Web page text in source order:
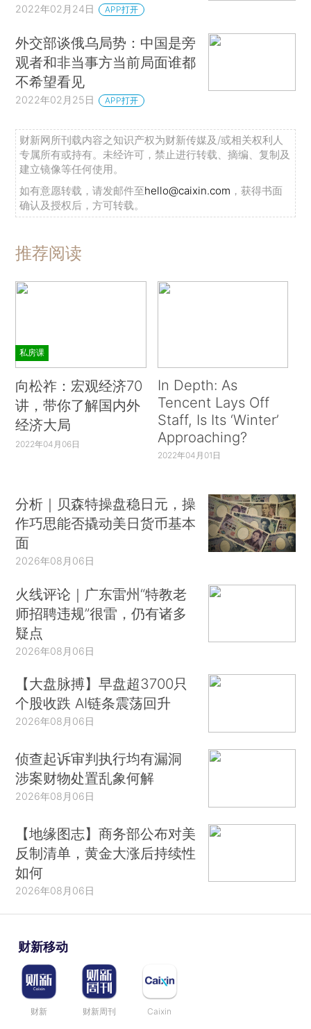
2022年02月24日 APP打开
外交部谈俄乌局势：中国是旁
观者和非当事方当前局面谁都
不希望看见
2022年02月25日 APP打开
财新网所刊载内容之知识产权为财新传媒及/或相关权利人
专属所有或持有。未经许可，禁止进行转载、摘编、复制及
建立镜像等任何使用。
如有意愿转载，请发邮件至hello@caixin.com ，获得书面
确认及授权后，方可转载。
推荐阅读
私房课
向松祚：宏观经济70
讲，带你了解国内外
经济大局
2022年04月06日
In Depth: As
Tencent Lays Off
Staff, Is Its ‘Winter’
Approaching?
2022年04月01日
分析｜贝森特操盘稳日元，操
作巧思能否撬动美日货币基本
面
2026年08月06日
火线评论｜广东雷州“特教老
师招聘违规”很雷，仍有诸多
疑点
2026年08月06日
【大盘脉搏】早盘超3700只
个股收跌 AI链条震荡回升
2026年08月06日
侦查起诉审判执行均有漏洞
涉案财物处置乱象何解
2026年08月06日
【地缘图志】商务部公布对美
反制清单，黄金大涨后持续性
如何
2026年08月06日
财新移动
财新 财新周刊 Caixin